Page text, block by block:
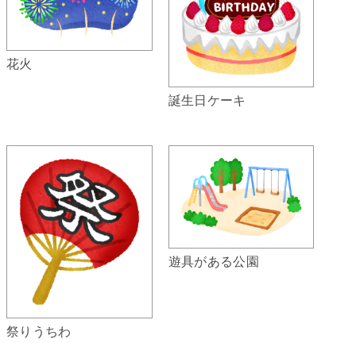
花火
誕生日ケーキ
祭りうちわ
遊具がある公園